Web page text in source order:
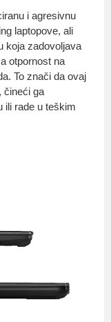
i agresivnu
laptopove, ali
koja zadovoljava
otpornost na
To znači da ovaj
čineći ga
ili rade u teškim
odredbe